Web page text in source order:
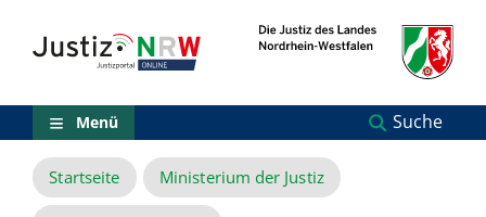
Inhalt
(Sprungmarken)
Menü
Zur
Suche
Zur
NRW-
Menü Suche
Startseite Ministerium der Justiz